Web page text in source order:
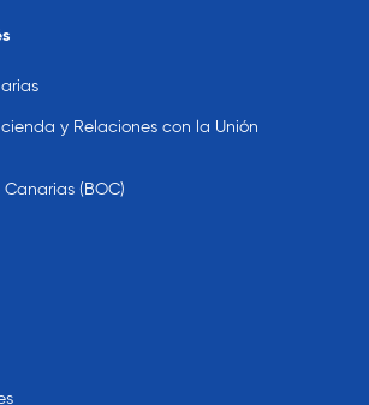
y Relaciones con la Unión
(BOC)